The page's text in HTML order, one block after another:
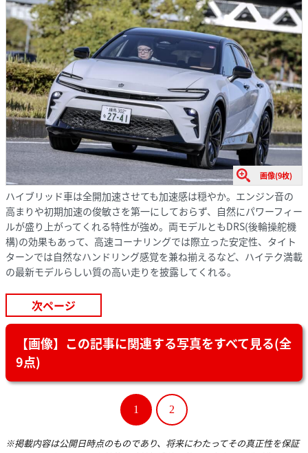
画像(9枚)
ハイブリッド車は全開加速させても加速感は穏やか。エンジン音の
高まりや初期加速の俊敏さを第一にしておらず、自然にパワーフィー
ルが盛り上がってくれる特性が強め。両モデルともDRS(後輪操舵機
構)の効果もあって、高速コーナリングでは際立った安定性、タイト
ターンでは自然なハンドリング感覚を兼ね揃えるなど、ハイテク満載
の最新モデルらしい質の高い走りを披露してくれる。
次ページ
【画像】この記事に関連する写真をすべて見る(全
9点)
1 2
※掲載内容は公開日時点のものであり、将来にわたってその真正性を保証